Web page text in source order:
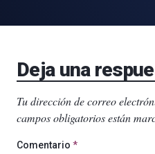
Deja una
Tu dirección de correo
campos obligatorios están
Comentario *